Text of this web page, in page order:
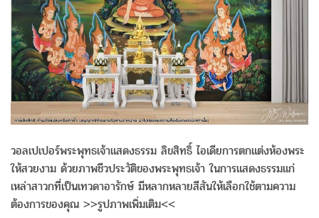
วอลเปเปอร์พระพุทธเจ้าแสดงธรรม ลิขสิทธิ์ ไอเดียการตกแต่งห้องพระ
ให้สวยงาม ด้วยภาพชีวประวัติของพระพุทธเจ้า ในการแสดงธรรมแก่
เหล่าสาวกที่เป็นเทวดาอารักษ์ มีหลากหลายสีสันให้เลือกใช้ตามความ
ต้องการของคุณ >>รูปภาพเพิ่มเติม<<